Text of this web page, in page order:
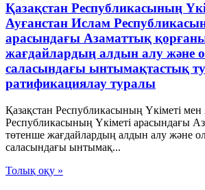
Қазақстан Республикасының
Ауғанстан Ислам
арасындағы Азаматтық
жағдайлардың алдын алу және
саласындағы ынтымақтастық
ратификациялау туралы
Қазақстан Республикасының Үкіметі
Республикасының Үкіметі арасындағы
төтенше жағдайлардың алдын алу және
саласындағы ынтымақ...
Толық оқу »